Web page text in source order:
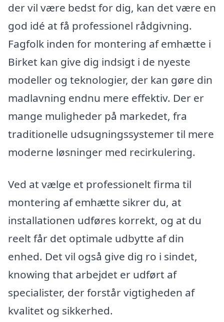
der vil være bedst for dig, kan det være en
god idé at få professionel rådgivning.
Fagfolk inden for montering af emhætte i
Birket kan give dig indsigt i de nyeste
modeller og teknologier, der kan gøre din
madlavning endnu mere effektiv. Der er
mange muligheder på markedet, fra
traditionelle udsugningssystemer til mere
moderne løsninger med recirkulering.
Ved at vælge et professionelt firma til
montering af emhætte sikrer du, at
installationen udføres korrekt, og at du
reelt får det optimale udbytte af din
enhed. Det vil også give dig ro i sindet,
knowing that arbejdet er udført af
specialister, der forstår vigtigheden af
kvalitet og sikkerhed.